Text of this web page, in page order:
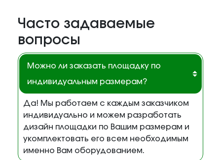
Часто задаваемые
вопросы
Можно ли заказать площадку по
индивидуальным размерам?
Да! Мы работаем с каждым заказчиком
индивидуально и можем разработать
дизайн площадки по Вашим размерам и
укомплектовать его всем необходимым
именно Вам оборудованием.